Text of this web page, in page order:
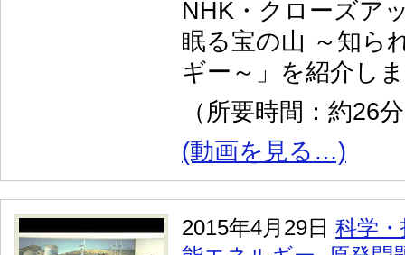
NHK・クローズア
眠る宝の山 ～知ら
ギー～」を紹介し
（所要時間：約26
(動画を見る…)
2015年4月29日 科学